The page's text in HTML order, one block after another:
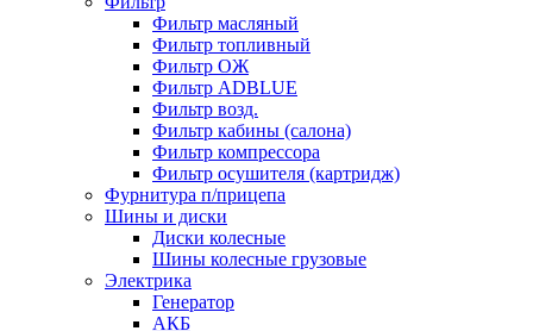
Фильтр масляный
Фильтр топливный
Фильтр ОЖ
Фильтр ADBLUE
Фильтр возд.
Фильтр кабины (салона)
Фильтр компрессора
Фильтр осушителя (картридж)
Фурнитура п/прицепа
Шины и диски
Диски колесные
Шины колесные грузовые
Электрика
Генератор
АКБ